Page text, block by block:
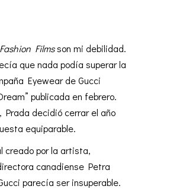
Fashion Filmsson mi debilidad.
que nada podía superar la
Eyewear de Gucci
publicada en febrero.
Prada decidió cerrar el año
equiparable.
creado por la artista,
canadiense Petra
parecía ser insuperable.